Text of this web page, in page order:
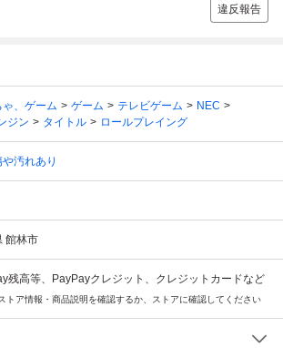
違反報告
ゃ、ゲーム ゲーム テレビゲーム
NEC
ジン
タイトル ロールプレイング
汚れあり
館林市
残高等、PayPayクレジット、クレジットカードなど
トア情報・商品説明を確認するか、ストアに確認してください